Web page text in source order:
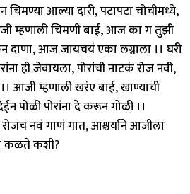
आल्या दारी, पटापटा चोचीमध्ये,
म्हणाली चिमणी बाई, आज का ग तुझी
दाणा, आज जायचयं एका लग्नाला ।। घरी
ही जेवायला, पोरांची नाटकं रोज नवी,
आजी म्हणाली खरंए बाई, खाण्याची
पोळी पोरांना दे करून गोळी ।।
नवं गाणं गात, आश्चर्याने आजीला
कळते कशी?